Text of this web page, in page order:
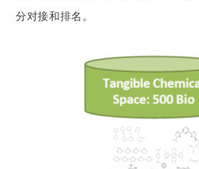
分对接和排名。